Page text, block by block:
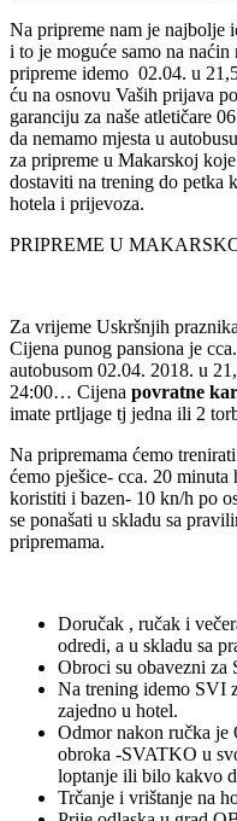
Na pripreme nam je najbolje
i to je moguće samo na
pripreme idemo 02.04. u
ću na osnovu Vaših prijava
garanciju za naše atletičare
da nemamo mjesta u
za pripreme u Makarskoj
dostaviti na trening do petka
hotela i prijevoza.
PRIPREME U
Za vrijeme Uskršnjih
Cijena punog pansiona je
autobusom 02.04. 2018. u
24:00… Cijena povratne
imate prtljage tj jedna ili 2
Na pripremama ćemo
ćemo pješice- cca. 20
koristiti i bazen- 10 kn/h po
se ponašati u skladu sa
pripremama.
Doručak , ručak i
odredi, a u skladu sa
Obroci su obavezni za
Na trening idemo SVI
zajedno u hotel.
Odmor nakon ručka
obroka -SVATKO u
loptanje ili bilo kakvo
Trčanje i vrištanje na